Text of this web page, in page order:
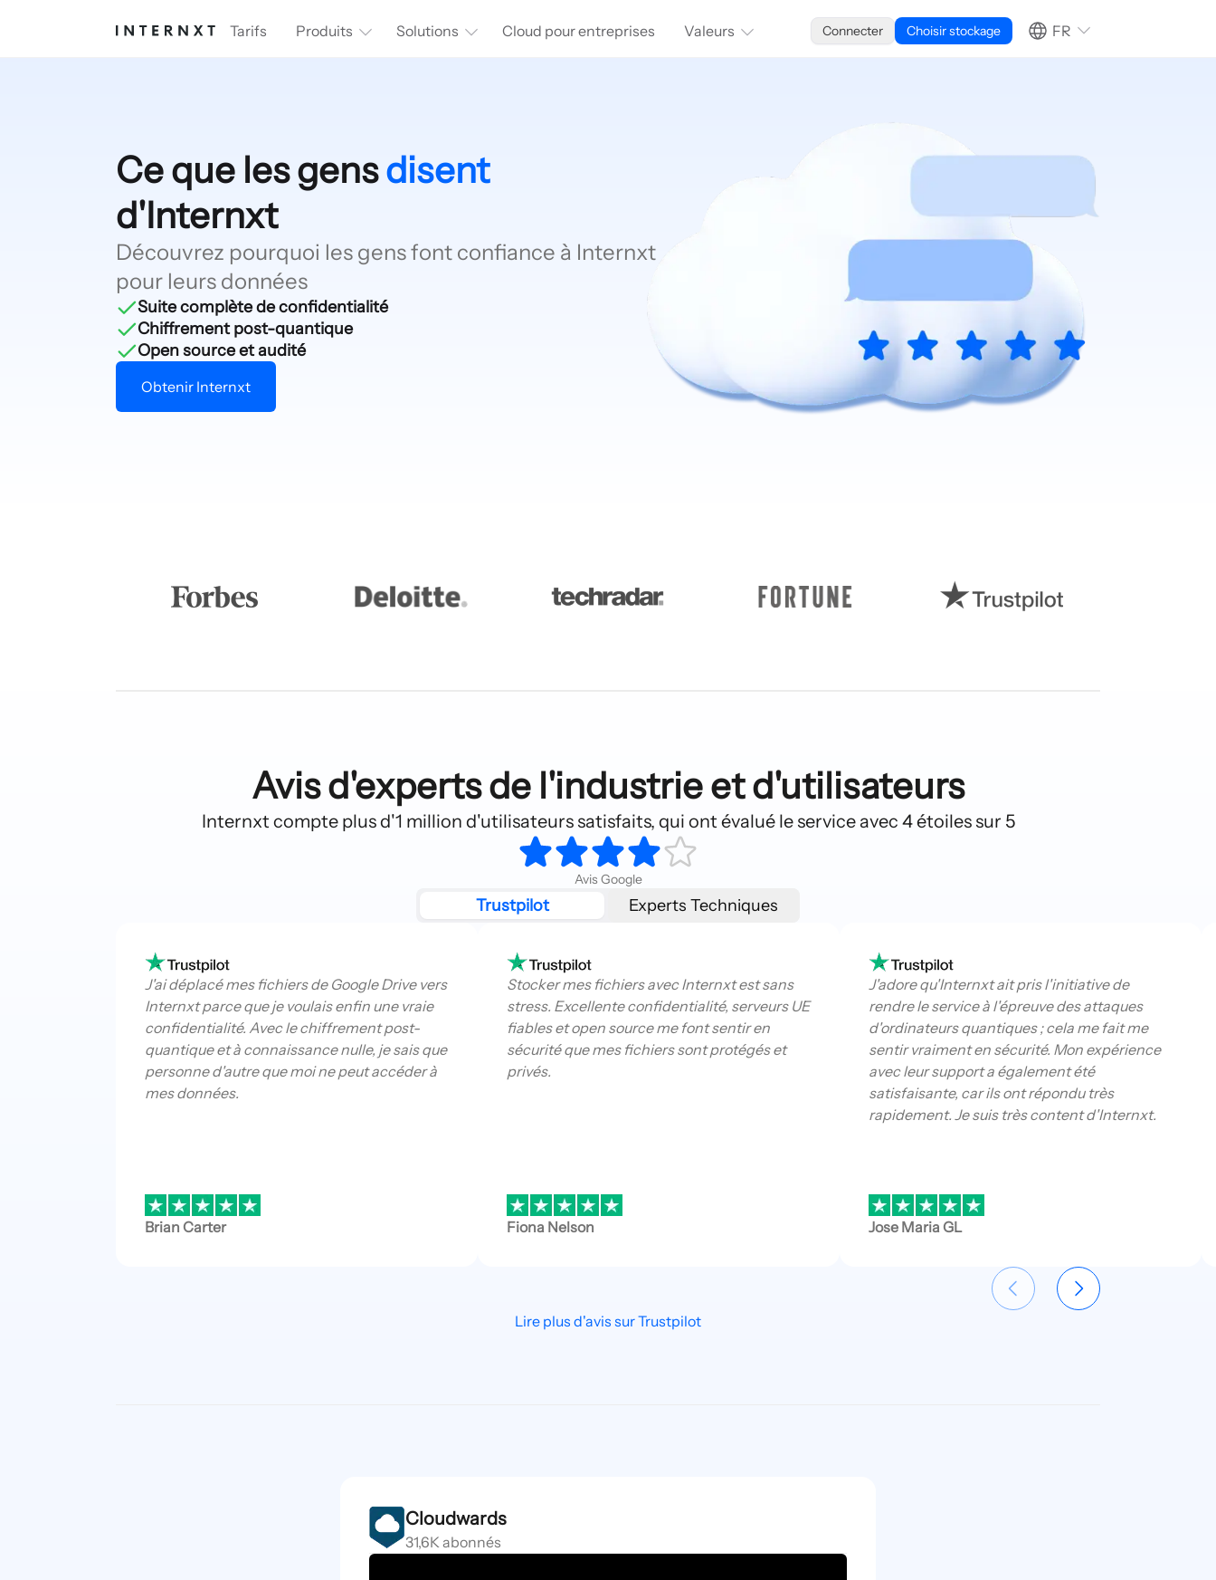
Tarifs Produits Solutions Cloud pour entreprises Valeurs Connecter Choisir stockage FR
Ce que les gensdisent
d'Internxt
Découvrez pourquoi les gens font confiance à Internxt
pour leurs données
Suite complète de confidentialité
Chiffrement post-quantique
Open source et audité
Obtenir Internxt
Avis d'experts de l'industrie et d'utilisateurs
Internxt compte plus d'1 million d'utilisateurs satisfaits, qui ont évalué le service avec 4 étoiles sur 5
Avis Google
Trustpilot Experts Techniques
J'ai déplacé mes fichiers de Google Drive vers
Internxt parce que je voulais enfin une vraie
confidentialité. Avec le chiffrement post-
quantique et à connaissance nulle, je sais que
personne d'autre que moi ne peut accéder à
mes données.
Brian Carter
Stocker mes fichiers avec Internxt est sans
stress. Excellente confidentialité, serveurs UE
fiables et open source me font sentir en
sécurité que mes fichiers sont protégés et
privés.
Fiona Nelson
J'adore qu'Internxt ait pris l'initiative de
rendre le service à l'épreuve des attaques
d'ordinateurs quantiques ; cela me fait me
sentir vraiment en sécurité. Mon expérience
avec leur support a également été
satisfaisante, car ils ont répondu très
rapidement. Je suis très content d'Internxt.
Jose Maria GL
Lire plus d'avis sur Trustpilot
Cloudwards
31,6K abonnés